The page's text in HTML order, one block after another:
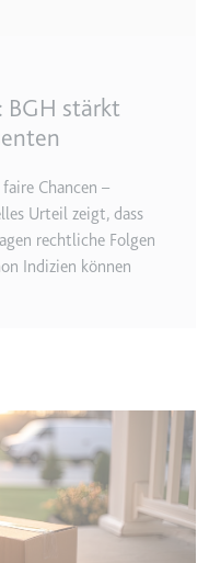
Webseiten
Videos
die
BGH stärkt
Chancen –
Urteil zeigt, dass
rechtliche Folgen
Indizien können